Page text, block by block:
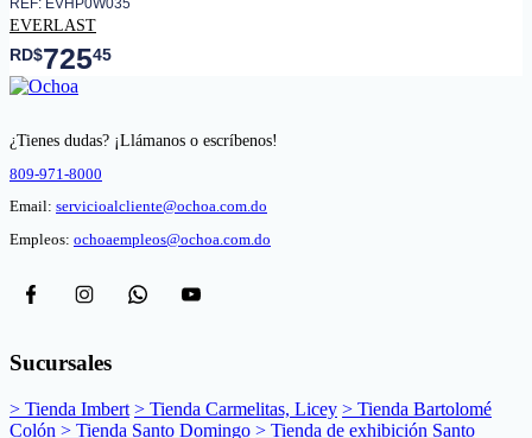
REF: EVHP0W035
EVERLAST
RD$72545
¿Tienes dudas? ¡Llámanos o escríbenos!
809-971-8000
Email: servicioalcliente@ochoa.com.do
Empleos: ochoaempleos@ochoa.com.do
Sucursales
> Tienda Imbert > Tienda Carmelitas, Licey > Tienda Bartolomé
Colón > Tienda Santo Domingo > Tienda de exhibición Santo